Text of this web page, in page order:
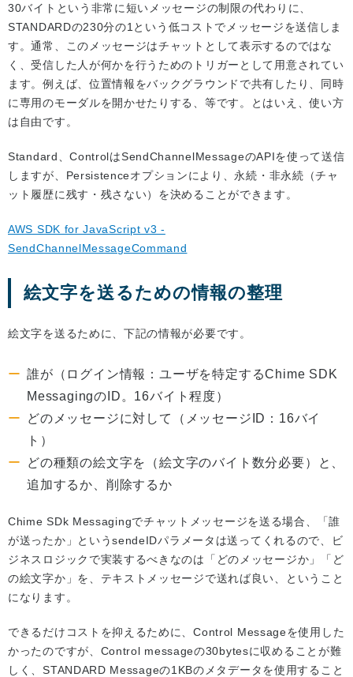
30バイトという非常に短いメッセージの制限の代わりに、
STANDARDの230分の1という低コストでメッセージを送信しま
す。通常、このメッセージはチャットとして表示するのではな
く、受信した人が何かを行うためのトリガーとして用意されてい
ます。例えば、位置情報をバックグラウンドで共有したり、同時
に専用のモーダルを開かせたりする、等です。とはいえ、使い方
は自由です。
Standard、ControlはSendChannelMessageのAPIを使って送信
しますが、Persistenceオプションにより、永続・非永続（チャ
ット履歴に残す・残さない）を決めることができます。
AWS SDK for JavaScript v3 -
SendChannelMessageCommand
絵文字を送るための情報の整理
絵文字を送るために、下記の情報が必要です。
誰が（ログイン情報：ユーザを特定するChime SDK
MessagingのID。16バイト程度）
どのメッセージに対して（メッセージID：16バイ
ト）
どの種類の絵文字を（絵文字のバイト数分必要）と、
追加するか、削除するか
Chime SDk Messagingでチャットメッセージを送る場合、「誰
が送ったか」というsendeIDパラメータは送ってくれるので、ビ
ジネスロジックで実装するべきなのは「どのメッセージか」「ど
の絵文字か」を、テキストメッセージで送れば良い、ということ
になります。
できるだけコストを抑えるために、Control Messageを使用した
かったのですが、Control messageの30bytesに収めることが難
しく、STANDARD Messageの1KBのメタデータを使用すること